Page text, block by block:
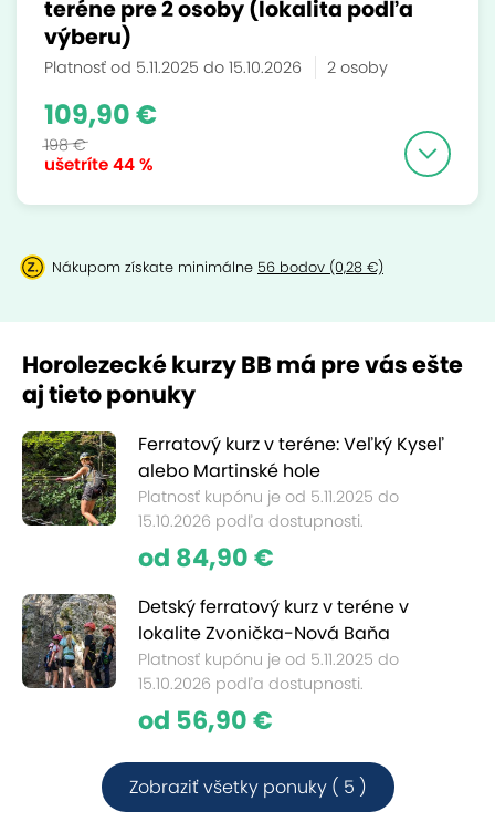
teréne pre 2 osoby (lokalita podľa
výberu)
Platnosť od 5.11.2025 do 15.10.2026 2 osoby
ušetríte44 %
109,90 €
198 €
Nákupom získate minimálne 56 bodov (0,28 €)
Horolezecké kurzy BB má pre vás ešte
aj tieto ponuky
Ferratový kurz v teréne: Veľký Kyseľ
alebo Martinské hole
Platnosť kupónu je od 5.11.2025 do
15.10.2026 podľa dostupnosti.
od 84,90 €
Detský ferratový kurz v teréne v
lokalite Zvonička-Nová Baňa
Platnosť kupónu je od 5.11.2025 do
15.10.2026 podľa dostupnosti.
od 56,90 €
Zobraziť všetky ponuky ( 5 )